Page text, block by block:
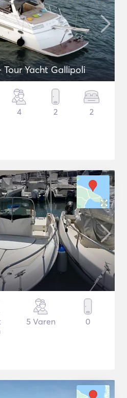
Tour Yacht Gallipoli
4 2 2
5 Varen 0